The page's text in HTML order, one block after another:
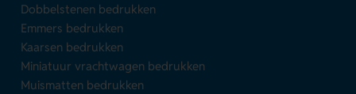
Dobbelstenen bedrukken
Emmers bedrukken
Kaarsen bedrukken
Miniatuur vrachtwagen bedrukken
Muismatten bedrukken